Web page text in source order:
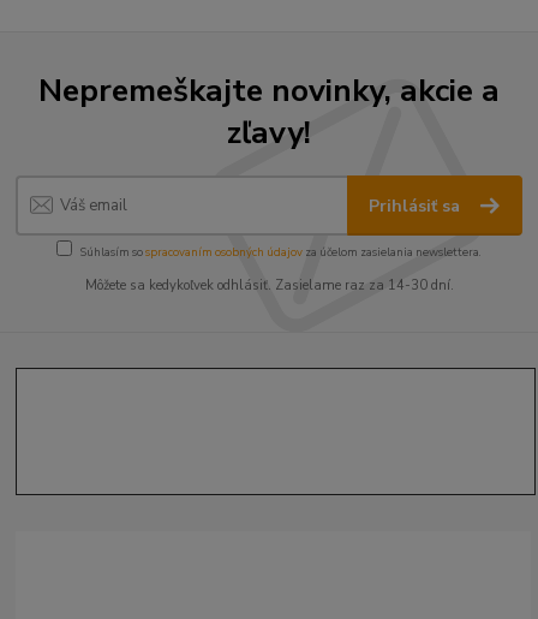
Nepremeškajte novinky, akcie a
zľavy!
Prihlásiť sa
Súhlasím sospracovaním osobných údajov za účelom zasielania newslettera.
Môžete sa kedykoľvek odhlásiť. Zasielame raz za 14-30 dní.